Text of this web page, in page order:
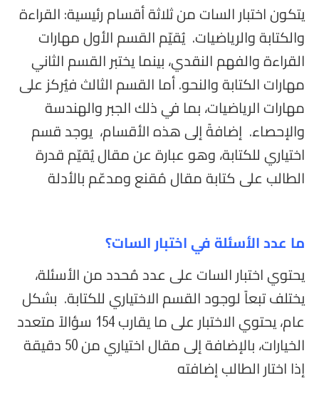
يتكون اختبار السات من ثلاثة أقسام رئيسية: القراءة
والكتابة والرياضيات. يُقيّم القسم الأول مهارات
القراءة والفهم النقدي، بينما يختبر القسم الثاني
مهارات الكتابة والنحو. أما القسم الثالث فيُركز على
مهارات الرياضيات، بما في ذلك الجبر والهندسة
والإحصاء. إضافةً إلى هذه الأقسام، يوجد قسم
اختياري للكتابة، وهو عبارة عن مقال يُقيّم قدرة
الطالب على كتابة مقال مُقنع ومدعّم بالأدلة
ما عدد الأسئلة في اختبار السات؟
يحتوي اختبار السات على عدد مُحدد من الأسئلة،
يختلف تبعاً لوجود القسم الاختياري للكتابة. بشكل
عام، يحتوي الاختبار على ما يقارب 154 سؤالاً متعدد
الخيارات، بالإضافة إلى مقال اختياري من 50 دقيقة
إذا اختار الطالب إضافته